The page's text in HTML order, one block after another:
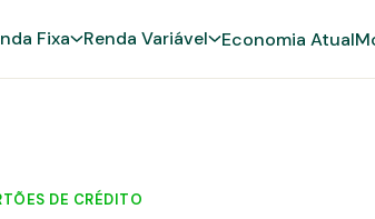
Fixa Renda Variável Economia Atual
DE CRÉDITO